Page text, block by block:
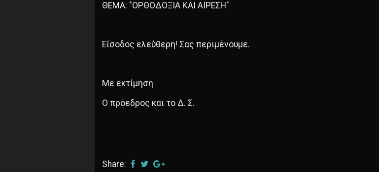
ΘΕΜΑ: "ΟΡΘΟΔΟΞΙΑ ΚΑΙ ΑΙΡΕΣΗ"
Είσοδος ελεύθερη! Σας περιμένουμε.
Με εκτίμηση
Ο πρόεδρος και το Δ. Σ.
Share: